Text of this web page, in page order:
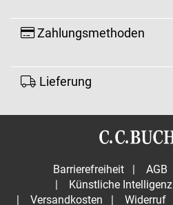
Zahlungsmethoden
Lieferung
Barrierefreiheit | AGB
|
Künstliche Intelligenz
|
Versandkosten | Widerruf